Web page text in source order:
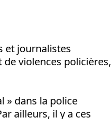
et journalistes
violences policières,
» dans la police
ailleurs, il y a ces